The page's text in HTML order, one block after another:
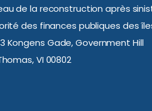
de la reconstruction après
des finances publiques des
Kongens Gade, Government Hill
VI 00802